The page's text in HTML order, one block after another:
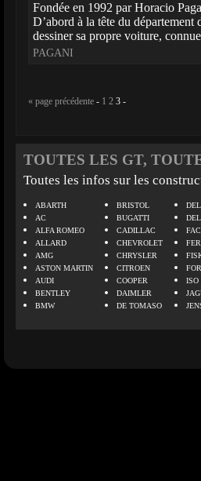
Fondée en 1992 par Horacio
D’abord à la tête du
dessiner sa propre voiture,
PAGANI
« page précédente - 1 2 3 -
TOUTES LES GT,
Toutes les infos sur les
ABARTH
AC
ALFA ROMEO
ALLARD
AMG
ASTON MARTIN
AUDI
BENTLEY
BMW
BRISTOL
BUGATTI
CADILLAC
CHEVROLET
CHRYSLER
CITROEN
COOPER
DAIMLER
DE TOMASO
ISO